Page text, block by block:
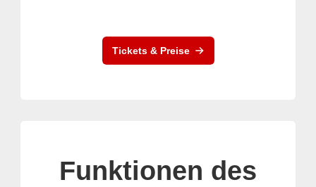
Tickets & Preise
Funktionen des